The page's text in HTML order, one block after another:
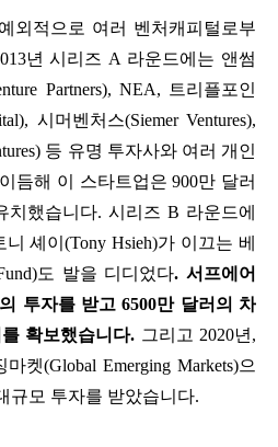
외적으로 여러 벤처캐피털로부
년 시리즈 A 라운드에는 앤썸
Partners), NEA, 트리플포인
시머벤처스(Siemer Ventures),
등 유명 투자사와 여러 개인
듬해 이 스타트업은 900만 달러
했습니다. 시리즈 B 라운드에
셰이(Tony Hsieh)가 이끄는 베
도 발을 디디었다. 서프에어
투자를 받고 6500만 달러의 차
확보했습니다. 그리고 2020년,
켓(Global Emerging Markets)으
규모 투자를 받았습니다.